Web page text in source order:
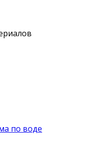
по воде